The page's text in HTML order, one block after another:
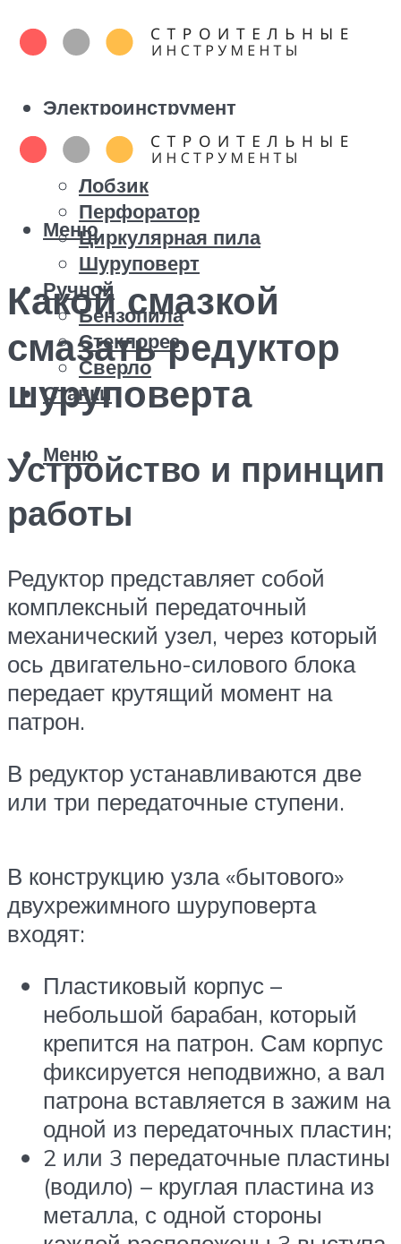
Электроинструмент
Болгарка
Дрель
Лобзик
Перфоратор
Циркулярная пила
Шуруповерт
Ручной
Бензопила
Стеклорез
Сверло
Станки
Меню
Меню
Какой смазкой
смазать редуктор
шуруповерта
Устройство и принцип
работы
Редуктор представляет собой
комплексный передаточный
механический узел, через который
ось двигательно-силового блока
передает крутящий момент на
патрон.
В редуктор устанавливаются две
или три передаточные ступени.
В конструкцию узла «бытового»
двухрежимного шуруповерта
входят:
Пластиковый корпус –
небольшой барабан, который
крепится на патрон. Сам корпус
фиксируется неподвижно, а вал
патрона вставляется в зажим на
одной из передаточных пластин;
2 или 3 передаточные пластины
(водило) – круглая пластина из
металла, с одной стороны